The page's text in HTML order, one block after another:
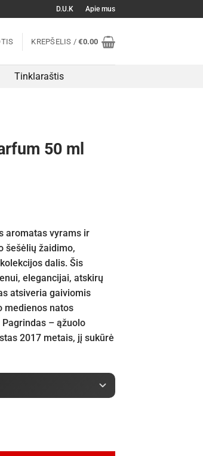
D.U.K Apie mus
KREPŠELIS /€0.00
Tinklaraštis
50 ml
aromatas vyrams ir
šešėlių žaidimo,
dalis. Šis
elegancijai, atskirų
atsiveria gaiviomis
medienos natos
– ąžuolo
2017 metais, jį sukūrė